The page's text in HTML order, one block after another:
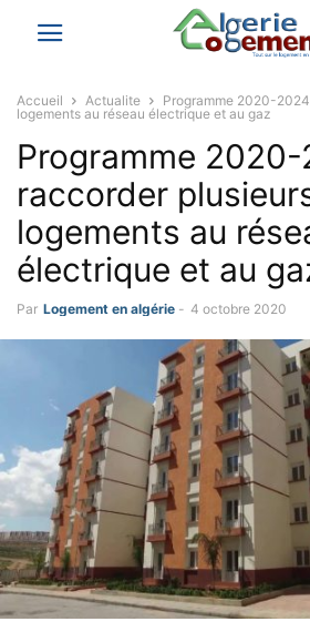
Accueil Actualite
Programme 2020-
logements au réseau électrique et au gaz
Programme
raccorder
logements au
électrique et au
Par Logement en algérie - 4 octobre 2020